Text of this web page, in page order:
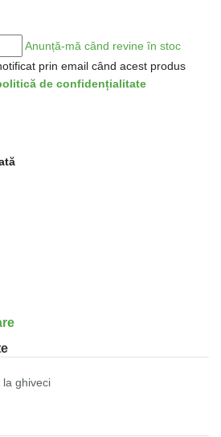
Anunță-mă când revine în stoc
prin email când acest produs
de confidențialitate
la ghiveci